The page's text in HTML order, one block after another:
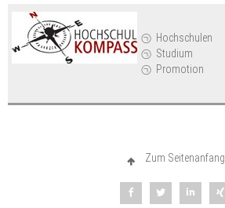
Hochschulen
Studium
Promotion
Zum Seitenanfang